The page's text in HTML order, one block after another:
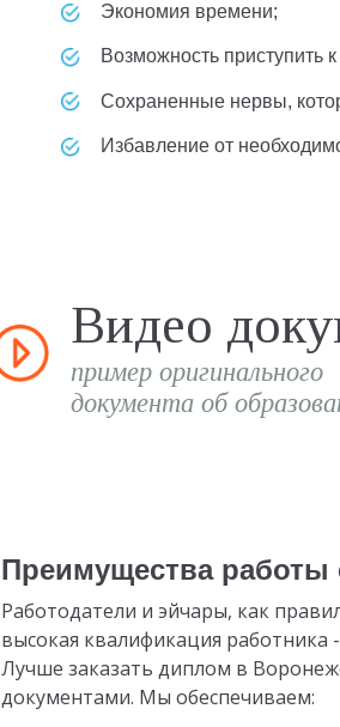
экономия времени;
возможность приступить
сохраненные нервы,
избавление от
Видео
пример оригинального
документа об
Преимущества работы
Работодатели и эйчары, как
высокая квалификация работника
Лучше заказать диплом в
документами. Мы обеспечиваем: